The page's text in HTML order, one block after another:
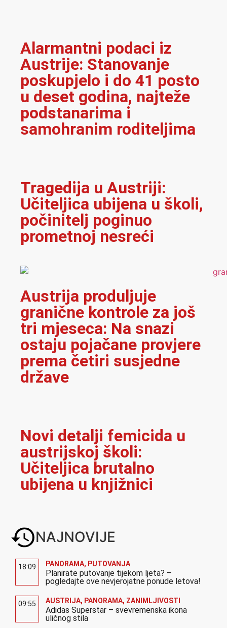
Alarmantni podaci iz
Austrije: Stanovanje
poskupjelo i do 41 posto
u deset godina, najteže
podstanarima i
samohranim roditeljima
Tragedija u Austriji:
Učiteljica ubijena u školi,
počinitelj poginuo
prometnoj nesreći
Austrija produljuje
granične kontrole za još
tri mjeseca: Na snazi
ostaju pojačane provjere
prema četiri susjedne
države
Novi detalji femicida u
austrijskoj školi:
Učiteljica brutalno
ubijena u knjižnici
NAJNOVIJE
18:09 PANORAMA, PUTOVANJA
Planirate putovanje tijekom ljeta? –
pogledajte ove nevjerojatne ponude letova!
09:55 AUSTRIJA, PANORAMA, ZANIMLJIVOSTI
Adidas Superstar – svevremenska ikona
uličnog stila